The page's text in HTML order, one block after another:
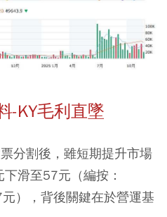
-KY毛利直墜
分割後，雖短期提升市場
滑至57元（編按：
），背後關鍵在於營運基